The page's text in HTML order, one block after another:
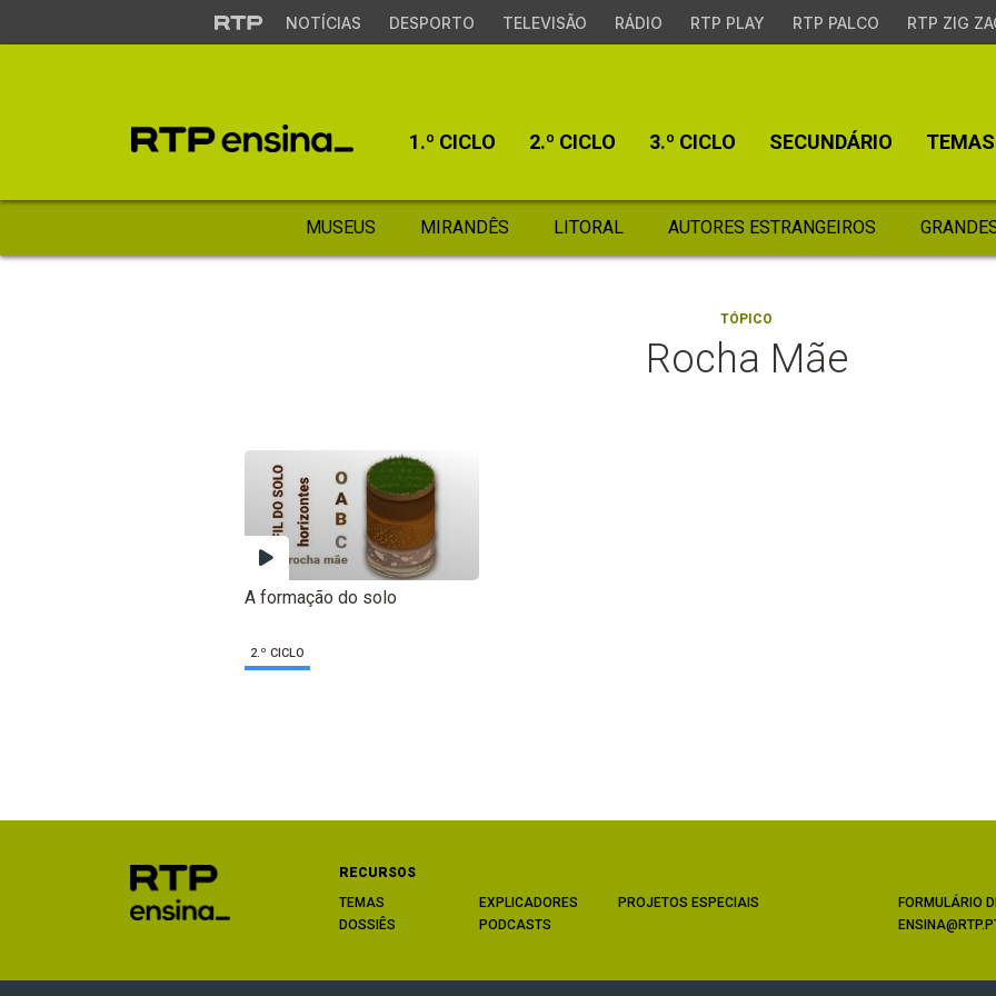
NOTÍCIAS DESPORTO TELEVISÃO RÁDIO RTP PLAY RTP PALCO RTP ZIG
1.º CICLO 2.º CICLO 3.º CICLO SECUNDÁRIO TEMAS
MUSEUS MIRANDÊS LITORAL AUTORES ESTRANGEIROS
TÓPICO
Rocha Mãe
A formação do solo
2.º CICLO
RECURSOS
TEMAS
DOSSIÊS
EXPLICADORES
PODCASTS
PROJETOS ESPECIAIS
FORMULÁRIO